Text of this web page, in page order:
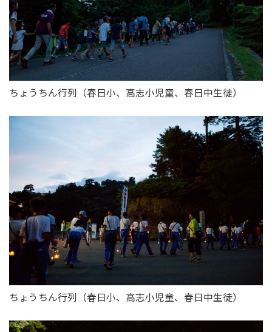
ちょうちん行列（春日小、高志小児童、春日中生徒）
ちょうちん行列（春日小、高志小児童、春日中生徒）